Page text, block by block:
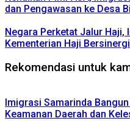
dan Pengawasan ke Desa
Negara Perketat Jalur Haji,
Kementerian Haji
Rekomendasi untuk
Imigrasi Samarinda
Keamanan Daerah dan